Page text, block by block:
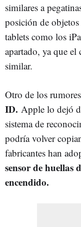
similares a
posición de
tablets como los
apartado, ya que el
similar.
Otro de los
ID. Apple lo dejó
sistema de
podría volver
fabricantes han
sensor de huellas
encendido.